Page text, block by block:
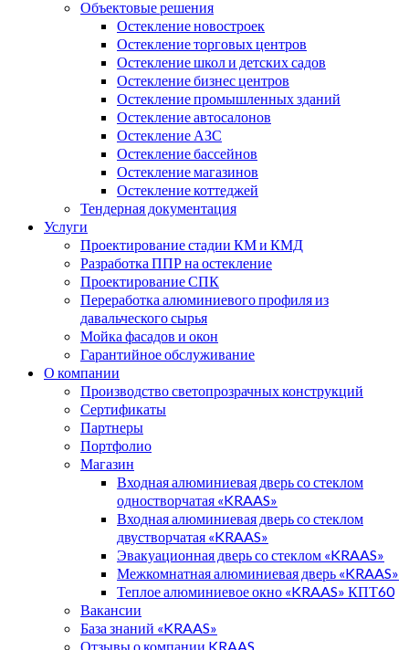
Объектовые решения
Остекление новостроек
Остекление торговых центров
Остекление школ и детских садов
Остекление бизнес центров
Остекление промышленных зданий
Остекление автосалонов
Остекление АЗС
Остекление бассейнов
Остекление магазинов
Остекление коттеджей
Тендерная документация
Услуги
Проектирование стадии КМ и КМД
Разработка ППР на остекление
Проектирование СПК
Переработка алюминиевого профиля из
давальческого сырья
Мойка фасадов и окон
Гарантийное обслуживание
О компании
Производство светопрозрачных конструкций
Сертификаты
Партнеры
Портфолио
Магазин
Входная алюминиевая дверь со стеклом
одностворчатая «KRAAS»
Входная алюминиевая дверь со стеклом
двустворчатая «KRAAS»
Эвакуационная дверь со стеклом «KRAAS»
Межкомнатная алюминиевая дверь «KRAAS»
Теплое алюминиевое окно «KRAAS» КПТ60
Вакансии
База знаний «KRAAS»
Отзывы о компании KRAAS